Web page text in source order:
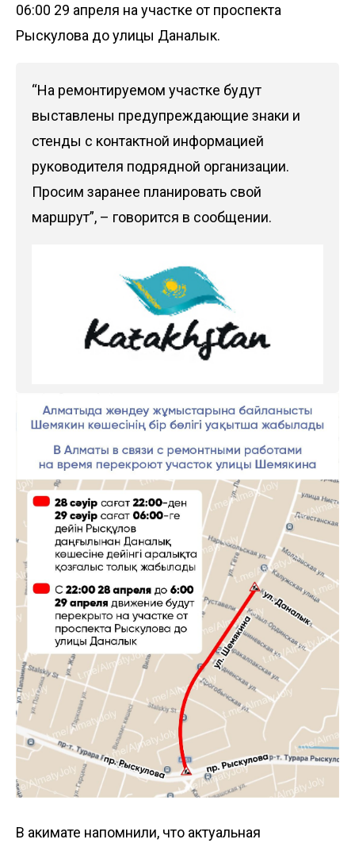
06:00 29 апреля на участке от проспекта
Рыскулова до улицы Даналык.
“На ремонтируемом участке будут
выставлены предупреждающие знаки и
стенды с контактной информацией
руководителя подрядной организации.
Просим заранее планировать свой
маршрут”, – говорится в сообщении.
В акимате напомнили, что актуальная